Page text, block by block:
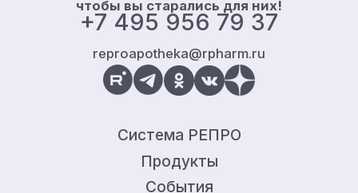
+7 495 956 79 37
reproapotheka@rpharm.ru
чтобы вы старались для них!
Система РЕПРО
Продукты
События